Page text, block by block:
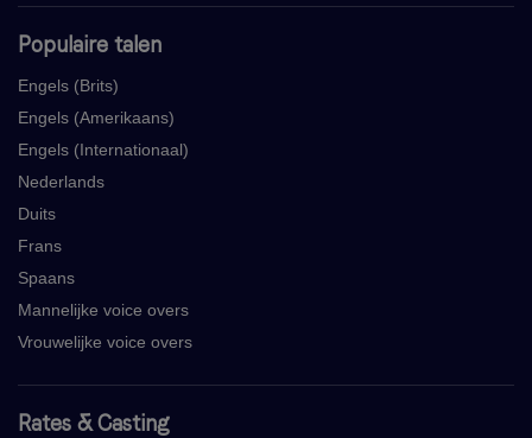
Populaire talen
Engels (Brits)
Engels (Amerikaans)
Engels (Internationaal)
Nederlands
Duits
Frans
Spaans
Mannelijke voice overs
Vrouwelijke voice overs
Rates & Casting